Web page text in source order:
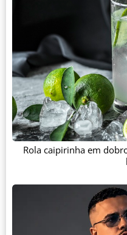
Rola caipirinha em